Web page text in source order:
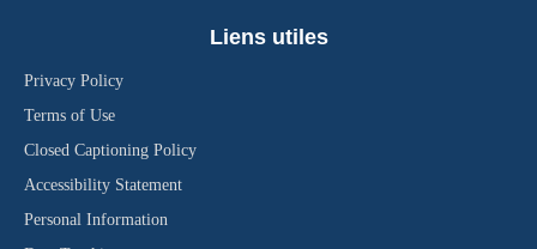
Liens utiles
Privacy Policy
Terms of Use
Closed Captioning Policy
Accessibility Statement
Personal Information